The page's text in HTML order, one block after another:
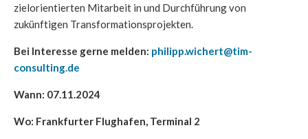
zielorientierten Mitarbeit in und Durchführung von
zukünftigen Transformationsprojekten.
Bei Interesse gerne melden: philipp.wichert@tim-
consulting.de
Wann: 07.11.2024
Wo: Frankfurter Flughafen, Terminal 2